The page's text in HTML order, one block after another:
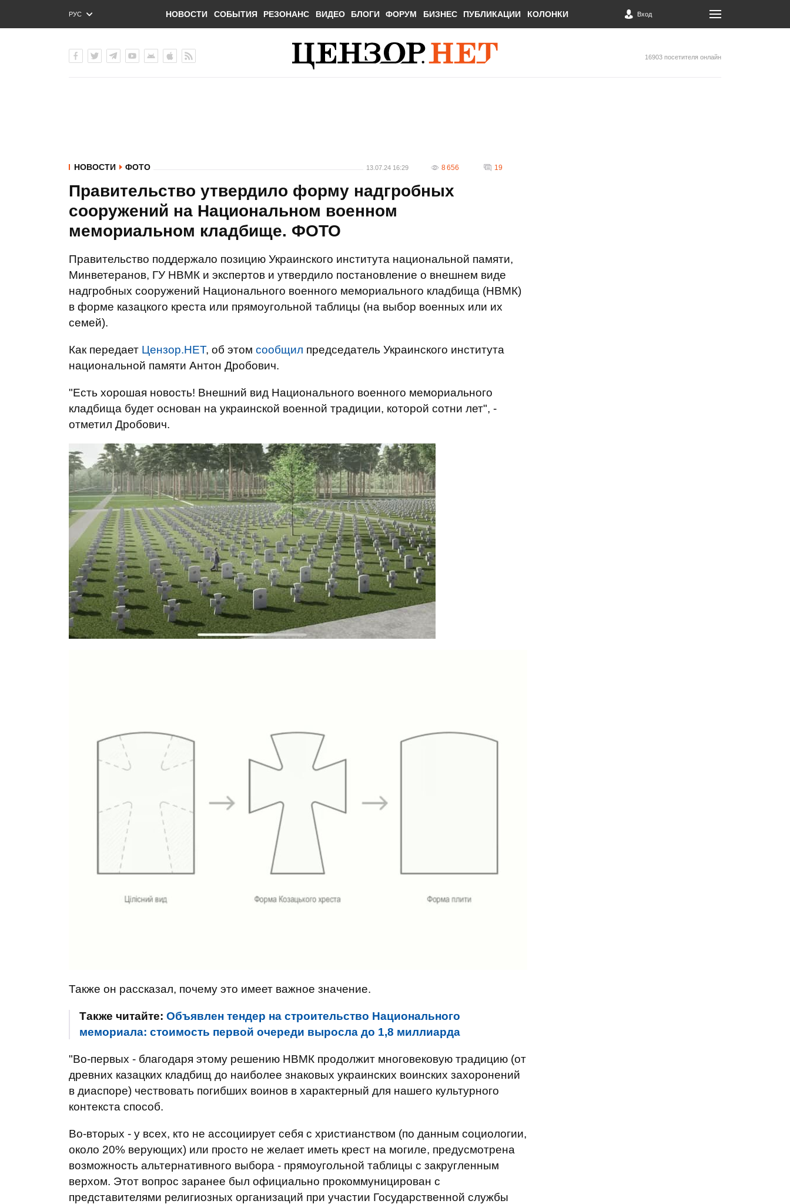
РУС
ENG
НОВОСТИ СОБЫТИЯ РЕЗОНАНС ВИДЕО БЛОГИ ФОРУМ БИЗНЕС ПУБЛИКАЦИИ КОЛОНКИ Вход
16903 посетителя онлайн
НОВОСТИ ФОТО 13.07.24 16:29 8 656 19
Правительство утвердило форму надгробных
сооружений на Национальном военном
мемориальном кладбище. ФОТО
Правительство поддержало позицию Украинского института национальной памяти,
Минветеранов, ГУ НВМК и экспертов и утвердило постановление о внешнем виде
надгробных сооружений Национального военного мемориального кладбища (НВМК)
в форме казацкого креста или прямоугольной таблицы (на выбор военных или их
семей).
Как передает Цензор.НЕТ, об этом сообщил председатель Украинского института
национальной памяти Антон Дробович.
"Есть хорошая новость! Внешний вид Национального военного мемориального
кладбища будет основан на украинской военной традиции, которой сотни лет", -
отметил Дробович.
Также он рассказал, почему это имеет важное значение.
Также читайте: Объявлен тендер на строительство Национального
мемориала: стоимость первой очереди выросла до 1,8 миллиарда
"Во-первых - благодаря этому решению НВМК продолжит многовековую традицию (от
древних казацких кладбищ до наиболее знаковых украинских воинских захоронений
в диаспоре) чествовать погибших воинов в характерный для нашего культурного
контекста способ.
Во-вторых - у всех, кто не ассоциирует себя с христианством (по данным социологии,
около 20% верующих) или просто не желает иметь крест на могиле, предусмотрена
возможность альтернативного выбора - прямоугольной таблицы с закругленным
верхом. Этот вопрос заранее был официально прокоммуницирован с
представителями религиозных организаций при участии Государственной службы